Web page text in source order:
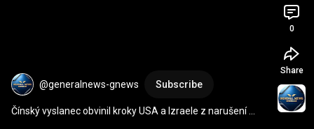
@generalnews-gnews Subscribe
Čínský vyslanec obvinil kroky USA a Izraele z narušení
0
Share